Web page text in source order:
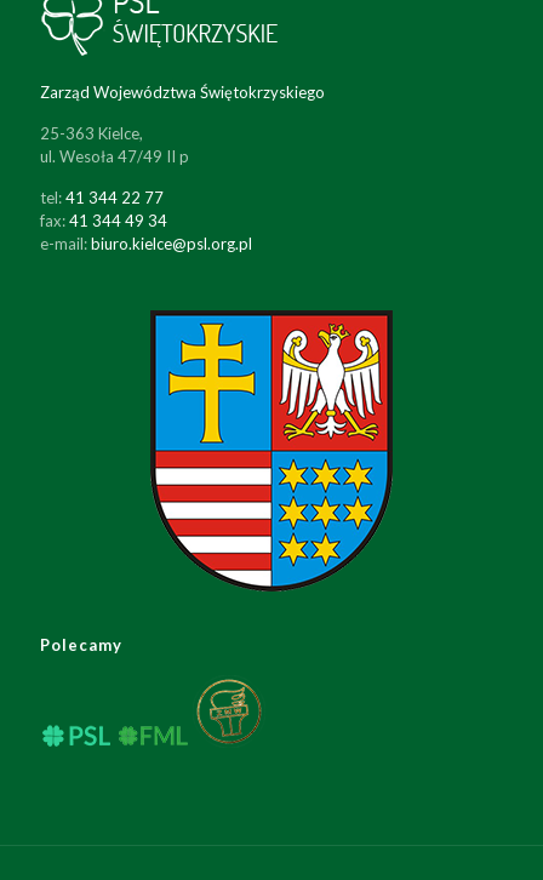
Zarząd Województwa Świętokrzyskiego
25-363 Kielce,
ul. Wesoła 47/49 II p
tel:41 344 22 77
fax:41 344 49 34
e-mail:biuro.kielce@psl.org.pl
Polecamy